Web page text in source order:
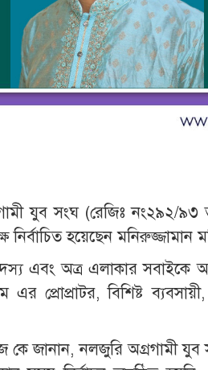
যুব সংঘ (রেজিঃ নং২৯২/৯৩
নির্বাচিত হয়েছেন মনিরুজ্জামান
এবং অত্র এলাকার সবাইকে
প্রোপ্রাটর, বিশিষ্ট
কে জানান, নলজুরি অগ্রগামী